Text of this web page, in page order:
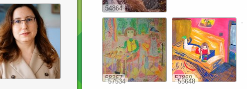
54864
58367 57869
57534 55648